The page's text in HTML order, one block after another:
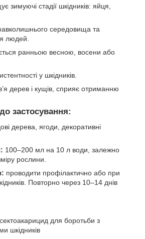
зимуючі стадії шкідників: яйця,
середовища та
людей.
ранньою весною, восени або
у шкідників.
дерев і кущів, сприяє отриманню
застосування:
дерева, ягоди, декоративні
100–200 мл на 10 л води, залежно
рослини.
проводити профілактично або при
Повторно через 10–14 днів
для боротьби з
шкідників